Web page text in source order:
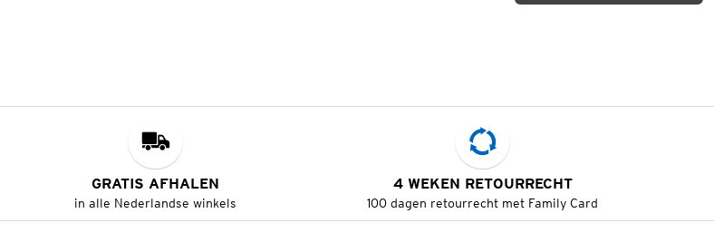
GRATIS AFHALEN
in alle Nederlandse winkels
4 WEKEN RETOURRECHT
100 dagen retourrecht met Family Card